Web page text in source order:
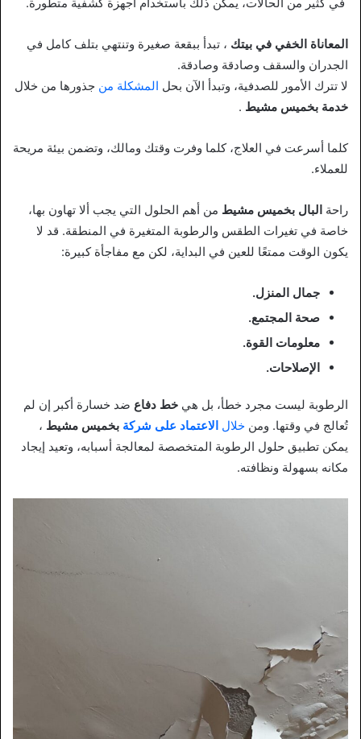
المعاناة الخفي في بيتك ، تبدأ ببقعة صغيرة وتنتهي بتلف كامل في
الجدران والسقف وصادقة وصادقة.
لا تترك الأمور للصدفية، وتبدأ الآن بحل المشكلة من جذورها من خلال
خدمة بخميس مشيط .
كلما أسرعت في العلاج، كلما وفرت وقتك ومالك، وتضمن بيئة مريحة
للعملاء.
راحة البال بخميس مشيط من أهم الحلول التي يجب ألا تهاون بها،
خاصة في تغيرات الطقس والرطوبة المتغيرة في المنطقة. قد لا
يكون الوقت ممتعًا للعين في البداية، لكن مع مفاجأة كبيرة:
جمال المنزل.
صحة المجتمع.
معلومات القوة.
الإصلاحات.
الرطوبة ليست مجرد خطأ، بل هي خط دفاع ضد خسارة أكبر إن لم
تُعالج في وقتها. ومن خلال الاعتماد على شركة بخميس مشيط ،
يمكن تطبيق حلول الرطوبة المتخصصة لمعالجة أسبابه، وتعيد إيجاد
مكانه بسهولة ونظافته.